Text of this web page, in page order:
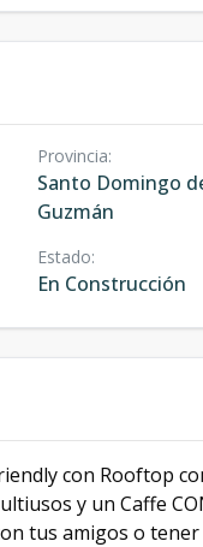
Provincia:
Santo Domingo
Guzmán
Estado:
En Construcción
con Rooftop
y un Caffe
tus amigos o